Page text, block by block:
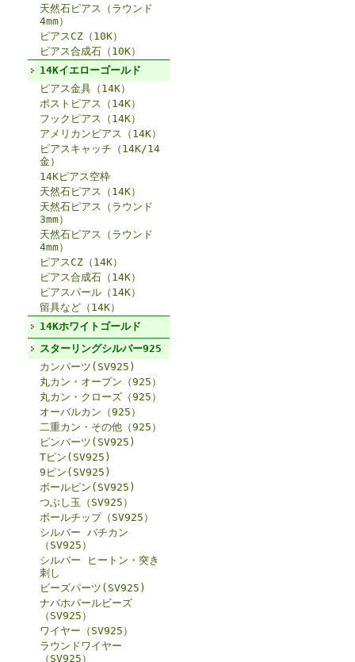
天然石ピアス（ラウンド
4mm）
ピアスCZ（10K）
ピアス合成石（10K）
14Kイエローゴールド
ピアス金具（14K）
ポストピアス（14K）
フックピアス（14K）
アメリカンピアス（14K）
ピアスキャッチ（14K/14
金）
14Kピアス空枠
天然石ピアス（14K）
天然石ピアス（ラウンド
3mm）
天然石ピアス（ラウンド
4mm）
ピアスCZ（14K）
ピアス合成石（14K）
ピアスパール（14K）
留具など（14K）
14Kホワイトゴールド
スターリングシルバー925
カンパーツ(SV925)
丸カン・オープン（925）
丸カン・クローズ（925）
オーバルカン（925）
二重カン・その他（925）
ピンパーツ(SV925)
Tピン(SV925)
9ピン(SV925)
ボールピン(SV925)
つぶし玉（SV925）
ボールチップ（SV925）
シルバー バチカン
（SV925）
シルバー ヒートン・突き
刺し
ビーズパーツ(SV925)
ナバホパールビーズ
（SV925）
ワイヤー（SV925）
ラウンドワイヤー
（SV925）